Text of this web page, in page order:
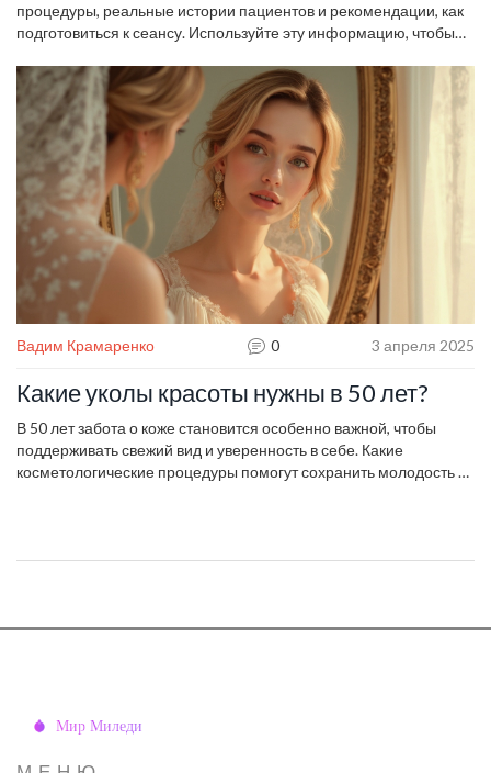
процедуры, реальные истории пациентов и рекомендации, как
подготовиться к сеансу. Используйте эту информацию, чтобы
без лишних рисков.
Вадим Крамаренко 0 3 апреля 2025
Какие уколы красоты нужны в 50 лет?
В 50 лет забота о коже становится особенно важной, чтобы
поддерживать свежий вид и уверенность в себе. Какие
косметологические процедуры помогут сохранить молодость и
принести.